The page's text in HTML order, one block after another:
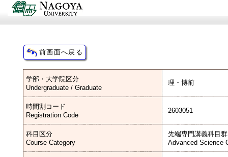
学部・大学院区分
Undergraduate / Graduate
理・博前
時間割コード
Registration Code
2603051
科目区分
Course Category
先端専門講義科目
Advanced Science